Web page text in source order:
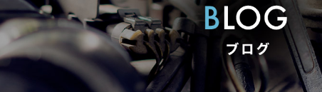
イブ: エアコン施工事例 施工説明 修理関係